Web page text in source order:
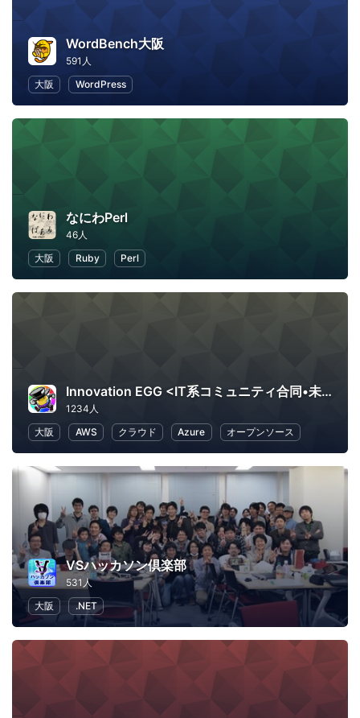
WordBench大阪
591人
大阪
WordPress
なにわPerl
46人
大阪
Ruby Perl
Innovation EGG <IT系コミュニティ合同•未経験者向け勉強会>
1234人
大阪
AWS クラウド Azure オープンソース
VSハッカソン倶楽部
531人
大阪
.NET